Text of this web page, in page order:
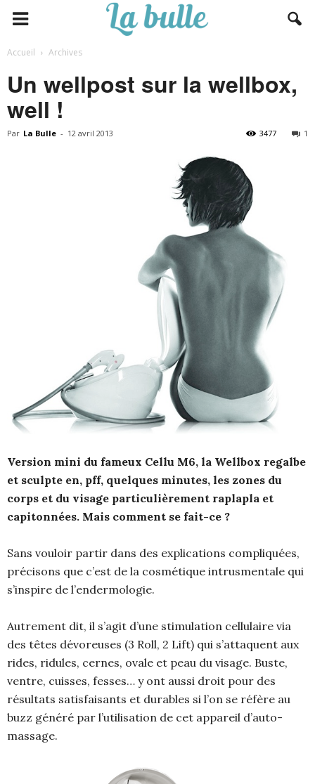
Accueil Archives
Un wellpost sur la wellbox,
well !
Par La Bulle - 12 avril 2013 1
3477
Version mini du fameux Cellu M6, la Wellbox regalbe
et sculpte en, pff, quelques minutes, les zones du
corps et du visage particulièrement raplapla et
capitonnées. Mais comment se fait-ce ?
Sans vouloir partir dans des explications compliquées,
précisons que c’est de la cosmétique intrusmentale qui
s’inspire de l’endermologie.
Autrement dit, il s’agit d’une stimulation cellulaire via
des têtes dévoreuses (3 Roll, 2 Lift) qui s’attaquent aux
rides, ridules, cernes, ovale et peau du visage. Buste,
ventre, cuisses, fesses… y ont aussi droit pour des
résultats satisfaisants et durables si l’on se réfère au
buzz généré par l’utilisation de cet appareil d’auto-
massage.